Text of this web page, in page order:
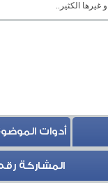
غيرها الكثير..
أدوات
المشاركة